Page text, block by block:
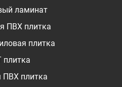
ламинат
ПВХ плитка
плитка
плитка
ПВХ плитка